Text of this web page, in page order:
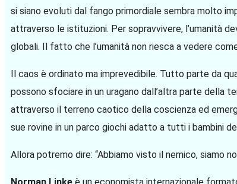
si siano evoluti dal fango primordiale sembra molto
attraverso le istituzioni. Per sopravvivere, l’umanità
globali. Il fatto che l’umanità non riesca a vedere
Il caos è ordinato ma imprevedibile. Tutto parte da
possono sfociare in un uragano dall’altra parte della
attraverso il terreno caotico della coscienza ed
sue rovine in un parco giochi adatto a tutti i bambini
Allora potremo dire: “Abbiamo visto il nemico, siamo